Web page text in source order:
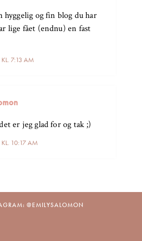
7:13 AM
hyggelig og fin blog du har
lige fået (endnu) en fast
10:17 AM
er jeg glad for og tak ;)
@EMILYSALOMON